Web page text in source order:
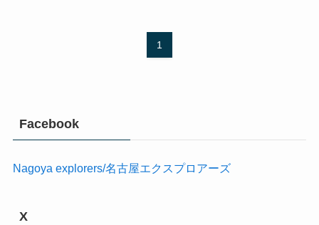
1
Facebook
Nagoya explorers/名古屋エクスプロアーズ
X